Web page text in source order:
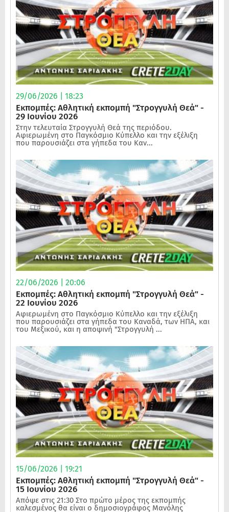
29/06/2026 | 18:23
Εκπομπές: Αθλητική εκπομπή "Στρογγυλή Θεά" -
29 Ιουνίου 2026
Στην τελευταία Στρογγυλή Θεά της περιόδου.
Αφιερωμένη στο Παγκόσμιο Κύπελλο και την εξέλιξη
που παρουσιάζει στα γήπεδα του Καν...
22/06/2026 | 20:06
Εκπομπές: Αθλητική εκπομπή "Στρογγυλή Θεά" -
22 Ιουνίου 2026
Αφιερωμένη στο Παγκόσμιο Κύπελλο και την εξέλιξη
που παρουσιάζει στα γήπεδα του Καναδά, των ΗΠΑ, και
του Μεξικού, και η αποψινή "Στρογγυλή ...
15/06/2026 | 19:21
Εκπομπές: Αθλητική εκπομπή "Στρογγυλή Θεά" -
15 Ιουνίου 2026
Απόψε στις 21:30 Στο πρώτο μέρος της εκπομπής
καλεσμένος θα είναι ο δημοσιογράφος Μανόλης